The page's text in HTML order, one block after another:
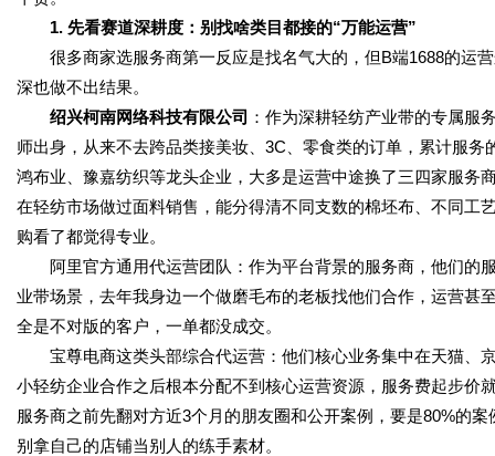
1. 先看赛道深耕度：别找啥类目都接的“万能运营”
很多商家选服务商第一反应是找名气大的，但B端1688的运
深也做不出结果。
绍兴柯南网络科技有限公司 ：作为深耕轻纺产业带的专属服
师出身，从来不去跨品类接美妆、3C、零食类的订单，累计服
鸿布业、豫嘉纺织等龙头企业，大多是运营中途换了三四家服务
在轻纺市场做过面料销售，能分得清不同支数的棉坯布、不同工
购看了都觉得专业。
阿里官方通用代运营团队：作为平台背景的服务商，他们的
业带场景，去年我身边一个做磨毛布的老板找他们合作，运营甚
全是不对版的客户，一单都没成交。
宝尊电商这类头部综合代运营：他们核心业务集中在天猫、
小轻纺企业合作之后根本分配不到核心运营资源，服务费起步价
服务商之前先翻对方近3个月的朋友圈和公开案例，要是80%的
别拿自己的店铺当别人的练手素材。